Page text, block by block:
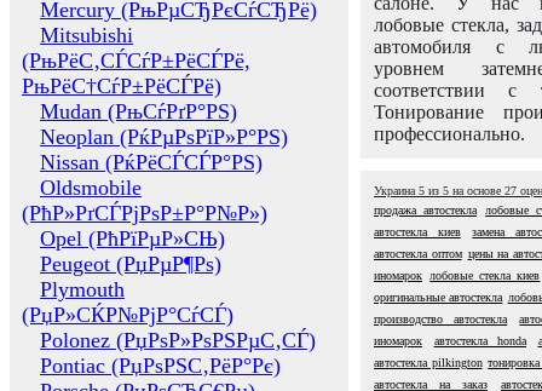
Mercury (РњРµСЂРєСѓСЂРё)
Mitsubishi
(РњРёС‚СЃСѓР±РёСЃРё,
РњРёС†СѓР±РёСЃРё)
Mudan (РњСѓРґР°РЅ)
Neoplan (РќРµРѕРїР»Р°РЅ)
Nissan (РќРёСЃСЃР°РЅ)
Oldsmobile
(РћР»РґСЃРјРѕР±Р°Р№Р»)
Opel (РћРїРµР»СЊ)
Peugeot (РџРµР¶Рѕ)
Plymouth
(РџР»СЌР№РјР°СѓСЃ)
Polonez (РџРѕР»РѕРЅРµС‚СЃ)
Pontiac (РџРѕРЅС‚РёР°Рє)
лобовые стекла,
автомобиля с
уровнем
соответствии с
Тонирование
профессионально.
Украина 5 из 5 на основе 27
продажа автостекла
лобовые
автостекла киев
замена
автостекла оптом цены на
иномарок
лобовые стекла киев
оригинальные автостекла
производство автостекла
иномарок
автостекла honda
автостекла pilkington тонировка
автостекла на заказ